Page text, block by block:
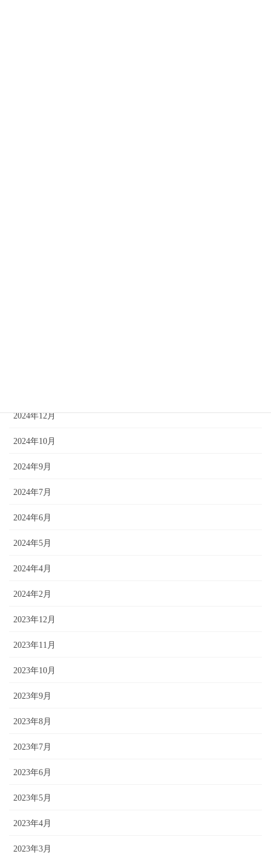
2024年12月
2024年10月
2024年9月
2024年7月
2024年6月
2024年5月
2024年4月
2024年2月
2023年12月
2023年11月
2023年10月
2023年9月
2023年8月
2023年7月
2023年6月
2023年5月
2023年4月
2023年3月